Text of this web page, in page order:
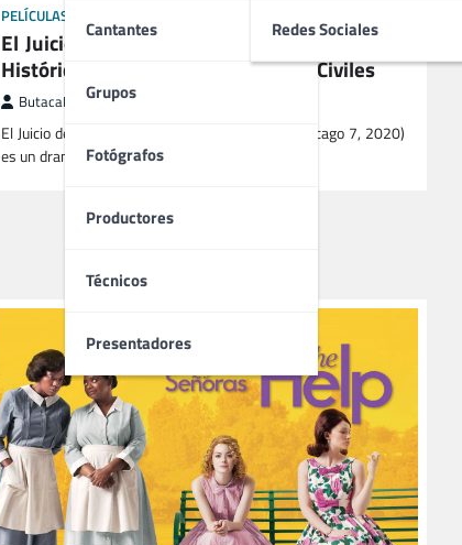
Cantantes
Grupos
Fotógrafos
Productores
Técnicos
Presentadores
Redes Sociales
PELÍCULAS
El Juicio de los 7 de Chicago (2020) | Drama
Histórico y Judicial sobre Derechos Civiles
ButacaMax octubre 28, 2025
El Juicio de los 7 de Chicago (The Trial of the Chicago 7, 2020)
es un drama histórico dirigido por…